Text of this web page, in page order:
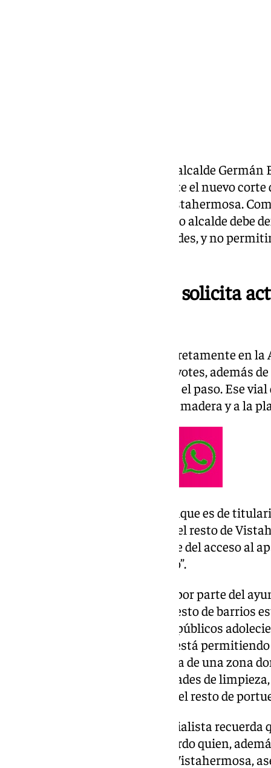
o solicita al alcalde
urgente y con contundencia ante el nuevo
llevado a cabo los vecinos de Vistahermosa.
“como alcalde debe
especialmente a los más humildes, y no
El PSOE de El Puerto solicita
El acceso cortado se ubica concretamente en
donde han instalado vallas y pivotes, además
seguridad privada, para impedir el paso. Ese
es entrada al paseo peatonal de madera y a la
Ángel González señala que “aunque es de
que es de uso público, igual que el resto de
nuevo episodio se suma al cierre del acceso al
Buzo que se produjo este verano”.
Para el edil “es inadmisible que por parte del
de abusos, más aún cuando el resto de barrios
condiciones y con los servicios públicos
Vistahermosa Germán Beardo está
quieran, cuando además se trata de una zona
hace que no tengan las necesidades de
y mantenimiento que tenemos el resto de
En este sentido, el portavoz socialista recuerda
concejala de Urbanismo de Beardo quien,
Comunidad de Propietarios de Vistahermosa,